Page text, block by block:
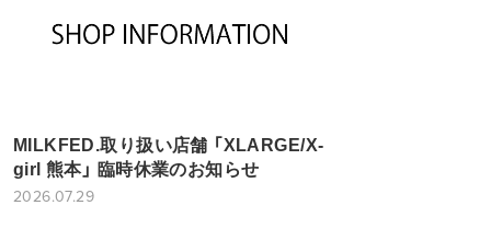
MILKFED.取り扱い店舗 「XLARGE/X-
girl 熊本」 臨時休業のお知らせ
2026.07.29